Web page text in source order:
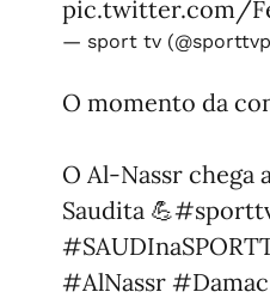
pic.twitter.com/
— sport tv
O momento da
O Al-Nassr chega
Saudita 💪
#AlNassr #Damac